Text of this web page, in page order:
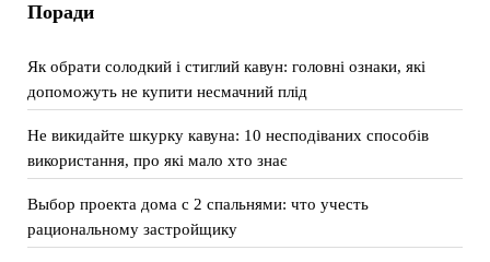
Поради
Як обрати солодкий і стиглий кавун: головні ознаки, які
допоможуть не купити несмачний плід
Не викидайте шкурку кавуна: 10 несподіваних способів
використання, про які мало хто знає
Выбор проекта дома с 2 спальнями: что учесть
рациональному застройщику